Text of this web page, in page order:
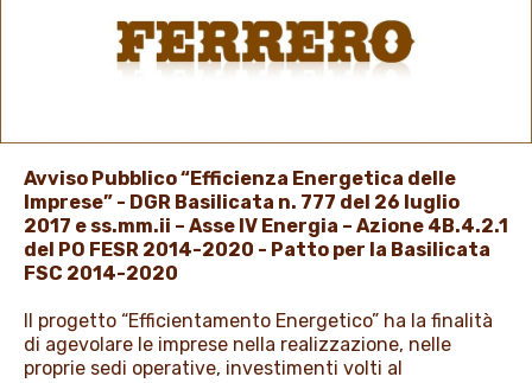
LAVORA CON NOI
NEWS & MEDIA
Avviso Pubblico “Efficienza Energetica delle
Imprese” - DGR Basilicata n. 777 del 26 luglio
2017 e ss.mm.ii – Asse IV Energia – Azione 4B.4.2.1
del PO FESR 2014-2020 - Patto per la Basilicata
FSC 2014-2020
Il progetto “Efficientamento Energetico” ha la finalità
di agevolare le imprese nella realizzazione, nelle
proprie sedi operative, investimenti volti al